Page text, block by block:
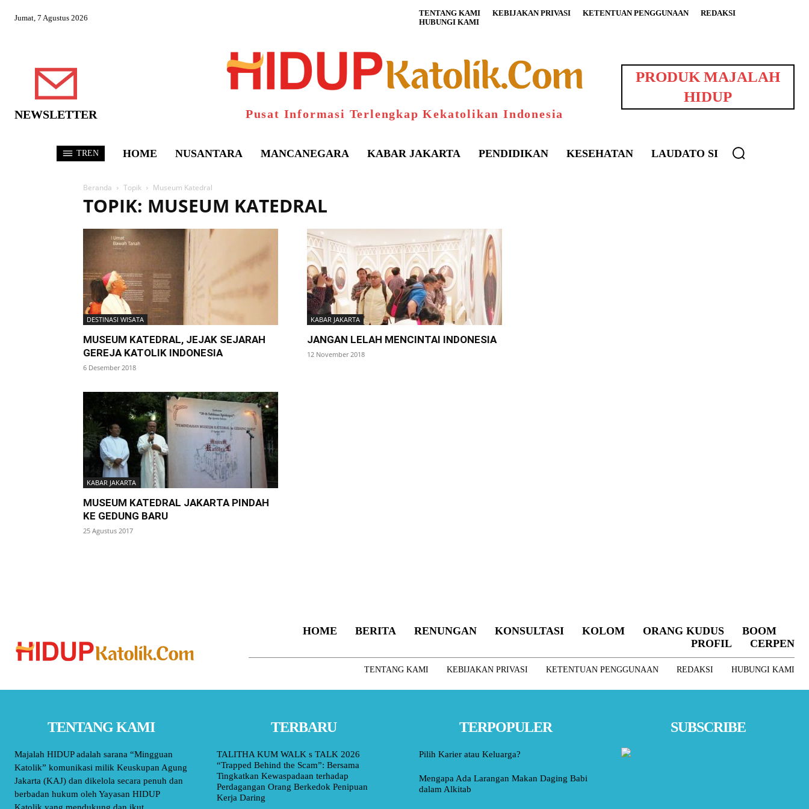
Jumat, 7 Agustus 2026 TENTANG KAMI KEBIJAKAN PRIVASI KETENTUAN PENGGUNAAN
REDAKSI
HUBUNGI KAMI
NEWSLETTER Pusat Informasi Terlengkap Kekatolikan Indonesia
PRODUK MAJALAH
HIDUP
TREN HOME NUSANTARA MANCANEGARA KABAR JAKARTA PENDIDIKAN KESEHATAN LAUDATO SI
Beranda Topik Museum Katedral
TOPIK: MUSEUM KATEDRAL
DESTINASI WISATA
MUSEUM KATEDRAL, JEJAK SEJARAH
GEREJA KATOLIK INDONESIA
6 Desember 2018
KABAR JAKARTA
JANGAN LELAH MENCINTAI INDONESIA
12 November 2018
KABAR JAKARTA
MUSEUM KATEDRAL JAKARTA PINDAH
KE GEDUNG BARU
25 Agustus 2017
HOME BERITA RENUNGAN KONSULTASI KOLOM ORANG KUDUS
BOOM
PROFIL
CERPEN
TENTANG KAMI KEBIJAKAN PRIVASI KETENTUAN PENGGUNAAN REDAKSI HUBUNGI KAMI
TENTANG KAMI
Majalah HIDUP adalah sarana “Mingguan
Katolik” komunikasi milik Keuskupan Agung
Jakarta (KAJ) dan dikelola secara penuh dan
berbadan hukum oleh Yayasan HIDUP
TERBARU
TALITHA KUM WALK s TALK 2026
“Trapped Behind the Scam”: Bersama
Tingkatkan Kewaspadaan terhadap
Perdagangan Orang Berkedok Penipuan
Kerja Daring
TERPOPULER
Pilih Karier atau Keluarga?
Mengapa Ada Larangan Makan Daging Babi
dalam Alkitab
SUBSCRIBE